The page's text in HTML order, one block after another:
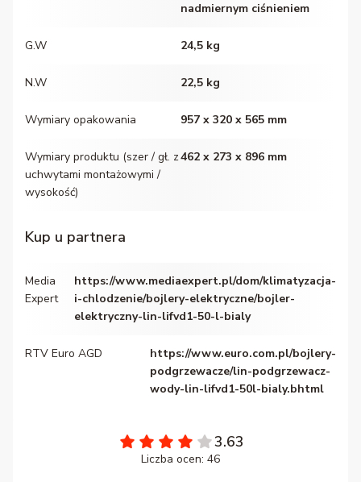
nadmiernym ciśnieniem
G.W 24,5 kg
N.W 22,5 kg
Wymiary opakowania 957 x 320 x 565 mm
Wymiary produktu (szer / gł. z
uchwytami montażowymi /
wysokość)
462 x 273 x 896 mm
Kup u partnera
Media
Expert
https://www.mediaexpert.pl/dom/klimatyzacja-
i-chlodzenie/bojlery-elektryczne/bojler-
elektryczny-lin-lifvd1-50-l-bialy
RTV Euro AGD
https://www.euro.com.pl/bojlery-
podgrzewacze/lin-podgrzewacz-
wody-lin-lifvd1-50l-bialy.bhtml
3.63
Liczba ocen: 46